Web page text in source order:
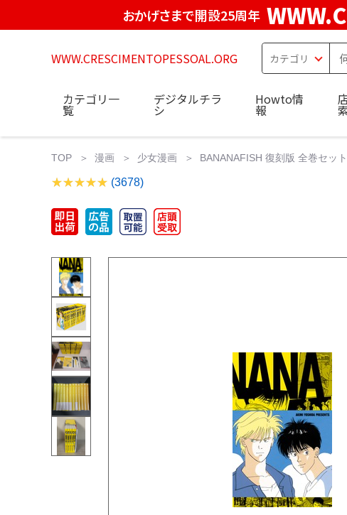
おかげさまで開設25周年
WWW.CRESCIMENTOPESSOAL.ORG
カテゴリ一
覧
デジタルチラ
シ
Howto情
報
TOP 漫画 少女漫画 BANANAFISH 復刻版 全巻セッ
(3678)